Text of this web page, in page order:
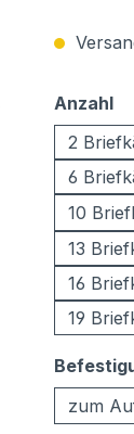
Anzahl
2
6
10
13
16
19
zum